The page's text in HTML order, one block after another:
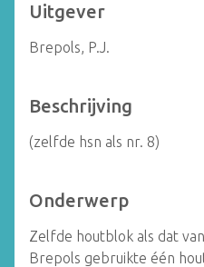
Uitgever
Brepols, P.J.
Beschrijving
(zelfde hsn als nr. 8)
Onderwerp
Zelfde houtblok als dat van
Brepols gebruikte één